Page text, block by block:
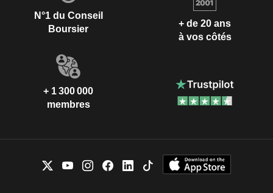
N°1 du Conseil
Boursier
+ de 20 ans
à vos côtés
+ 1 300 000
membres